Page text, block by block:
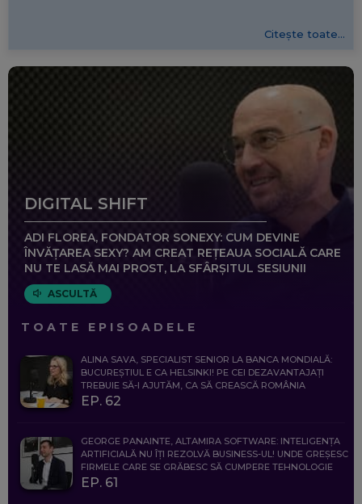
Citește toate...
DIGITAL SHIFT
ADI FLOREA, FONDATOR SONEXY: CUM DEVINE
ÎNVĂȚAREA SEXY? AM CREAT REȚEAUA SOCIALĂ CARE
NU TE LASĂ MAI PROST, LA SFÂRȘITUL SESIUNII
ASCULTĂ
TOATE EPISOADELE
ALINA SAVA, SPECIALIST SENIOR LA BANCA MONDIALĂ:
BUCUREȘTIUL E CA HELSINKI! PE CEI DEZAVANTAJAȚI
TREBUIE SĂ-I AJUTĂM, CA SĂ CREASCĂ ROMÂNIA
EP. 62
GEORGE PANAINTE, ALTAMIRA SOFTWARE: INTELIGENȚA
ARTIFICIALĂ NU ÎȚI REZOLVĂ BUSINESS-UL! UNDE GREȘESC
FIRMELE CARE SE GRĂBESC SĂ CUMPERE TEHNOLOGIE
EP. 61